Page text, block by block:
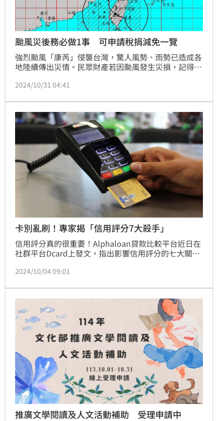
颱風災後務必做1事 可申請稅捐減免一覽
強烈颱風「康芮」侵襲台灣，驚人風勢、雨勢已造成各
地陸續傳出災情。民眾財產若因颱風發生災損，記得第
稅捐機關申報各項稅捐減免。
2024/10/31 04:41
卡別亂刷！專家揭「信用評分7大殺手」
信用評分真的很重要！Alphaloan貸款比較平台近日在
社群平台Dcard上發文，指出影響信用評分的七大關鍵
頻繁申貸、預借現金等行為，都可能對個人信用評分造
時間，而保持12個月良好使用習慣，則可完全消除不良
紀錄。
2024/10/04 09:01
推廣文學閱讀及人文活動補助 受理申請中